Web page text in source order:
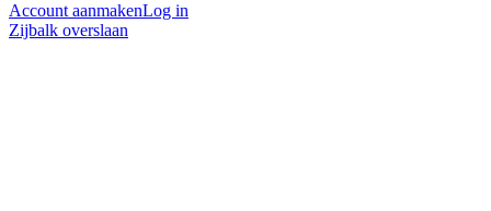
Account aanmakenLog in
Zijbalk overslaan